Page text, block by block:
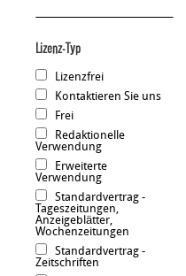
Lizenz-Typ
Lizenzfrei
Kontaktieren Sie uns
Frei
Redaktionelle
Verwendung
Erweiterte
Verwendung
Standardvertrag -
Tageszeitungen,
Anzeigeblätter,
Wochenzeitungen
Standardvertrag -
Zeitschriften